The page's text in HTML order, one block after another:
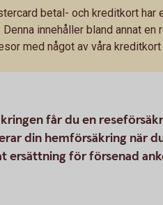
betal- och kreditkort
Denna innehåller bland annat
med något av våra
får du en
din hemförsäkring när
ersättning för försenad